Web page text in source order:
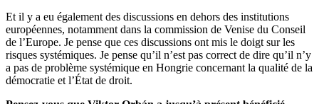
Et il y a eu également des discussions en dehors des institutions
européennes, notamment dans la commission de Venise du Conseil
de l’Europe. Je pense que ces discussions ont mis le doigt sur les
risques systémiques. Je pense qu’il n’est pas correct de dire qu’il n’y
a pas de problème systémique en Hongrie concernant la qualité de la
démocratie et l’État de droit.